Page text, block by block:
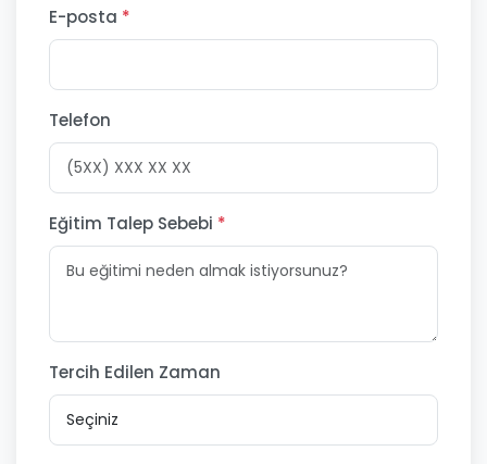
E-posta *
Telefon
Eğitim Talep Sebebi *
Tercih Edilen Zaman